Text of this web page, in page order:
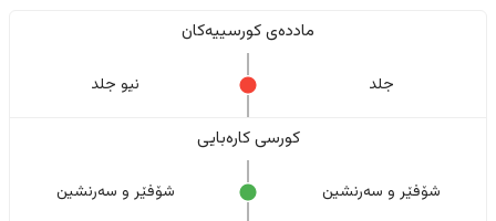
ماددەی کورسییەکان
جلد نیو جلد
کورسی کارەبایی
شۆفێر و سەرنشین شۆفێر و سەرنشین